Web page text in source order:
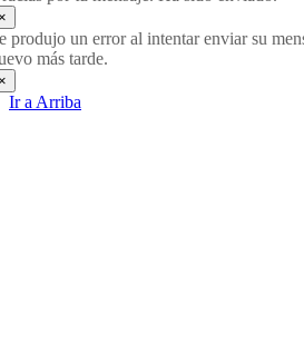
produjo un error al intentar enviar su
más tarde.
Ir a Arriba